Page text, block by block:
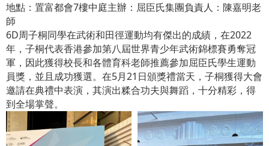
地點：置富都會7樓中庭主辦：屈臣氏集團負責人：陳嘉明老
師
6D周子桐同學在武術和田徑運動均有傑出的成績，在2022
年，子桐代表香港參加第八屆世界青少年武術錦標賽勇奪冠
軍，因此獲得校長和各體育科老師推薦參加屈臣氏學生運動
員獎，並且成功獲選。在5月21日頒獎禮當天，子桐獲得大會
邀請在典禮中表演，其演出糅合功夫與舞蹈，十分精彩，得
到全場掌聲。